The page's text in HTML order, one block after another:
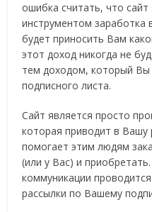
ошибка считать, что сайт
инструментом
будет приносить Вам
этот доход никогда не
тем доходом, который Вы
подписного листа.
Сайт является просто
которая приводит в
помогает этим людям
(или у Вас) и
коммуникации
рассылки по Вашему